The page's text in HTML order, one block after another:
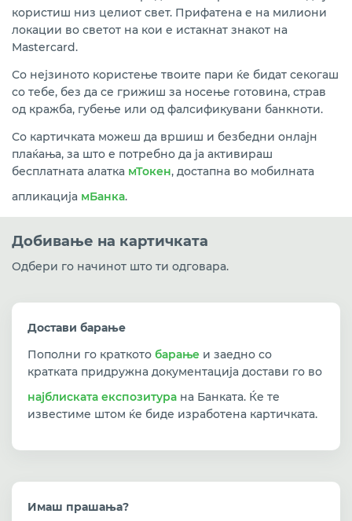
користиш низ целиот свет. Прифатена е на милиони
локации во светот на кои е истакнат знакот на
Mastercard.
Со нејзиното користење твоите пари ќе бидат секогаш
со тебе, без да се грижиш за носење готовина, страв
од кражба, губење или од фалсификувани банкноти.
Со картичката можеш да вршиш и безбедни онлајн
плаќања, за што е потребно да ја активираш
бесплатната алатка мТокен, достапна во мобилната
апликација мБанка.
Добивање на картичката
Одбери го начинот што ти одговара.
Достави барање
Пополни го краткото барање и заедно со
кратката придружна документација достави го во
најблиската експозитура на Банката. Ќе те
известиме штом ќе биде изработена картичката.
Имаш прашања?